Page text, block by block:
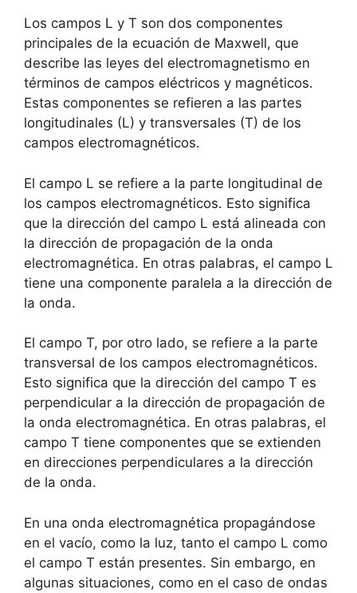
Los campos L y T son dos componentes
principales de la ecuación de Maxwell, que
describe las leyes del electromagnetismo en
términos de campos eléctricos y magnéticos.
Estas componentes se refieren a las partes
longitudinales (L) y transversales (T) de los
campos electromagnéticos.
El campo L se refiere a la parte longitudinal de
los campos electromagnéticos. Esto significa
que la dirección del campo L está alineada con
la dirección de propagación de la onda
electromagnética. En otras palabras, el campo L
tiene una componente paralela a la dirección de
la onda.
El campo T, por otro lado, se refiere a la parte
transversal de los campos electromagnéticos.
Esto significa que la dirección del campo T es
perpendicular a la dirección de propagación de
la onda electromagnética. En otras palabras, el
campo T tiene componentes que se extienden
en direcciones perpendiculares a la dirección
de la onda.
En una onda electromagnética propagándose
en el vacío, como la luz, tanto el campo L como
el campo T están presentes. Sin embargo, en
algunas situaciones, como en el caso de ondas